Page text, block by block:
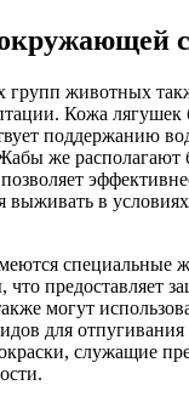
животных
Кожа лягушек
поддержанию
же располагают
выживать в
специальные
предоставляет
могут
для
служащие